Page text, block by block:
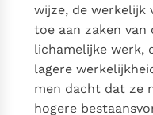
wijze, de werkelijk
toe aan zaken
lichamelijke werk,
lagere
men dacht dat ze
hogere